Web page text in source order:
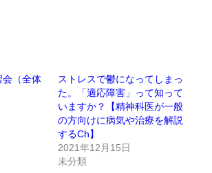
（全体
ストレスで鬱になってしまっ
た。「適応障害」って知って
いますか？【精神科医が一般
の方向けに病気や治療を解説
するCh】
2021年12月15日
未分類